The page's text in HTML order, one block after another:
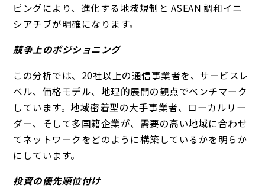
ピングにより、進化する地域規制と ASEAN 調和イニ
シアチブが明確になります。
競争上のポジショニング
この分析では、20社以上の通信事業者を、サービスレ
ベル、価格モデル、地理的展開の観点でベンチマーク
しています。地域密着型の大手事業者、ローカルリー
ダー、そして多国籍企業が、需要の高い地域に合わせ
てネットワークをどのように構築しているかを明らか
にしています。
投資の優先順位付け